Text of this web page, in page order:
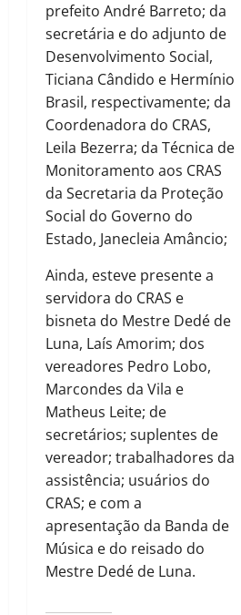
prefeito André Barreto; da
secretária e do adjunto de
Desenvolvimento Social,
Ticiana Cândido e Hermínio
Brasil, respectivamente; da
Coordenadora do CRAS,
Leila Bezerra; da Técnica de
Monitoramento aos CRAS
da Secretaria da Proteção
Social do Governo do
Estado, Janecleia Amâncio;
Ainda, esteve presente a
servidora do CRAS e
bisneta do Mestre Dedé de
Luna, Laís Amorim; dos
vereadores Pedro Lobo,
Marcondes da Vila e
Matheus Leite; de
secretários; suplentes de
vereador; trabalhadores da
assistência; usuários do
CRAS; e com a
apresentação da Banda de
Música e do reisado do
Mestre Dedé de Luna.